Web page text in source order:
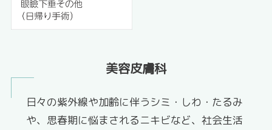
美容皮膚科
日々の紫外線や加齢に伴うシミ・しわ・たるみ
や、思春期に悩まされるニキビなど、社会生活